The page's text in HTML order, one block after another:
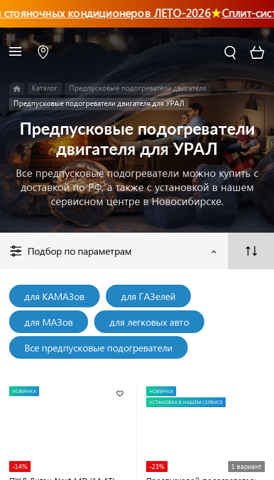
кондиционеров ЛЕТО-2026 Сплит-
Каталог
Предпусковые подогреватели двигателя
Предпусковые подогреватели двигателя для УРАЛ
Предпусковые подогреватели
двигателя для УРАЛ
Все предпусковые подогреватели можно купить с
доставкой по РФ, а также с установкой в нашем
сервисном центре в Новосибирске.
Подбор по параметрам
для КАМАЗов
для ГАЗелей
для МАЗов
для легковых авто
Все предпусковые подогреватели
НОВИНКА
-14%
НОВИНКА
УСТАНОВКА В НАШЕМ СЕРВИСЕ
-23% 1 вариант